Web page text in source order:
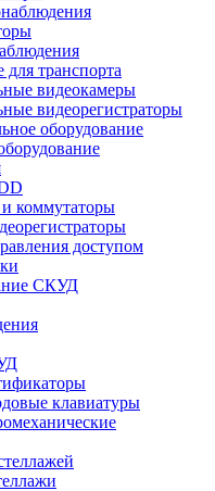
транспорта
видеокамеры
видеорегистраторы
оборудование
коммутаторы
доступом
СКУД
клавиатуры